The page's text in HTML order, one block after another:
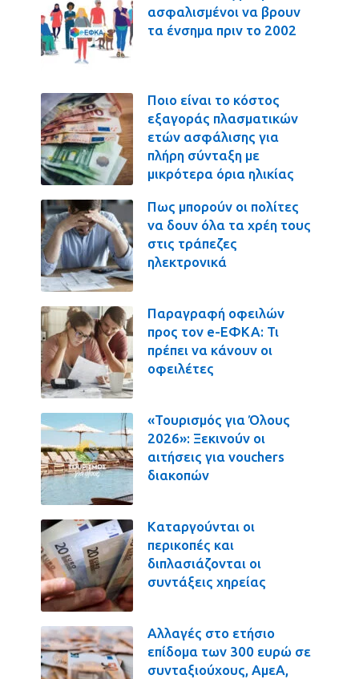
ασφαλισμένοι να βρουν
τα ένσημα πριν το 2002
Ποιο είναι το κόστος
εξαγοράς πλασματικών
ετών ασφάλισης για
πλήρη σύνταξη με
μικρότερα όρια ηλικίας
Πως μπορούν οι πολίτες
να δουν όλα τα χρέη τους
στις τράπεζες
ηλεκτρονικά
Παραγραφή οφειλών
προς τον e-ΕΦΚΑ: Τι
πρέπει να κάνουν οι
οφειλέτες
«Τουρισμός για Όλους
2026»: Ξεκινούν οι
αιτήσεις για vouchers
διακοπών
Καταργούνται οι
περικοπές και
διπλασιάζονται οι
συντάξεις χηρείας
Αλλαγές στο ετήσιο
επίδομα των 300 ευρώ σε
συνταξιούχους, ΑμεΑ,